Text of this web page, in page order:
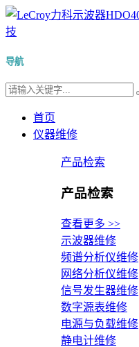
导航
首页
仪器维修
产品检索
产品检索
查看更多 >>
示波器维修
频谱分析仪维修
网络分析仪维修
信号发生器维修
数字源表维修
电源与负载维修
静电计维修